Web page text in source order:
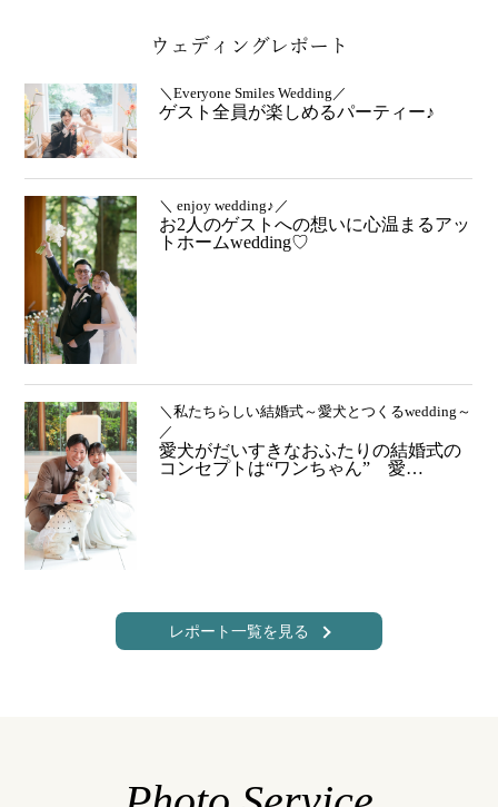
ウェディングレポート
＼Everyone Smiles Wedding／
ゲスト全員が楽しめるパーティー♪
＼ enjoy wedding♪／
お2人のゲストへの想いに心温まるアッ
トホームwedding♡
＼私たちらしい結婚式～愛犬とつくるwedding～
／
愛犬がだいすきなおふたりの結婚式の
コンセプトは“ワンちゃん” 愛…
レポート一覧を見る